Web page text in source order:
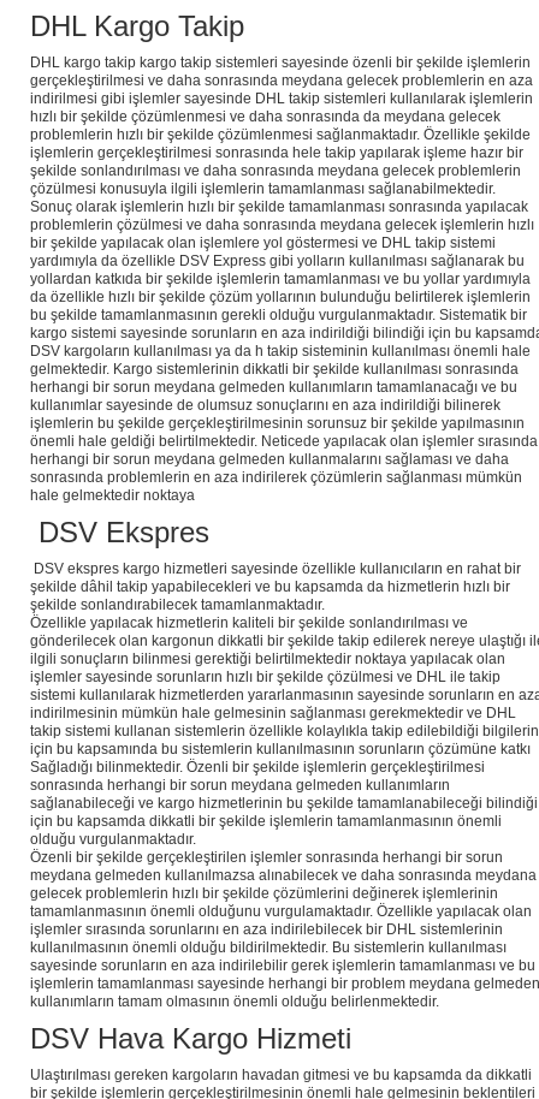
DHL Kargo Takip
DHL kargo takip kargo takip sistemleri sayesinde özenli bir şekilde işlemlerin
gerçekleştirilmesi ve daha sonrasında meydana gelecek problemlerin en aza
indirilmesi gibi işlemler sayesinde DHL takip sistemleri kullanılarak işlemlerin
hızlı bir şekilde çözümlenmesi ve daha sonrasında da meydana gelecek
problemlerin hızlı bir şekilde çözümlenmesi sağlanmaktadır. Özellikle şekilde
işlemlerin gerçekleştirilmesi sonrasında hele takip yapılarak işleme hazır bir
şekilde sonlandırılması ve daha sonrasında meydana gelecek problemlerin
çözülmesi konusuyla ilgili işlemlerin tamamlanması sağlanabilmektedir.
Sonuç olarak işlemlerin hızlı bir şekilde tamamlanması sonrasında yapılacak
problemlerin çözülmesi ve daha sonrasında meydana gelecek işlemlerin hızlı
bir şekilde yapılacak olan işlemlere yol göstermesi ve DHL takip sistemi
yardımıyla da özellikle DSV Express gibi yolların kullanılması sağlanarak bu
yollardan katkıda bir şekilde işlemlerin tamamlanması ve bu yollar yardımıyla
da özellikle hızlı bir şekilde çözüm yollarının bulunduğu belirtilerek işlemlerin
bu şekilde tamamlanmasının gerekli olduğu vurgulanmaktadır. Sistematik bir
kargo sistemi sayesinde sorunların en aza indirildiği bilindiği için bu
DSV kargoların kullanılması ya da h takip sisteminin kullanılması önemli hale
gelmektedir. Kargo sistemlerinin dikkatli bir şekilde kullanılması sonrasında
herhangi bir sorun meydana gelmeden kullanımların tamamlanacağı ve bu
kullanımlar sayesinde de olumsuz sonuçlarını en aza indirildiği bilinerek
işlemlerin bu şekilde gerçekleştirilmesinin sorunsuz bir şekilde yapılmasının
önemli hale geldiği belirtilmektedir. Neticede yapılacak olan işlemler sırasında
herhangi bir sorun meydana gelmeden kullanmalarını sağlaması ve daha
sonrasında problemlerin en aza indirilerek çözümlerin sağlanması mümkün
hale gelmektedir noktaya
DSV Ekspres
DSV ekspres kargo hizmetleri sayesinde özellikle kullanıcıların en rahat bir
şekilde dâhil takip yapabilecekleri ve bu kapsamda da hizmetlerin hızlı bir
şekilde sonlandırabilecek tamamlanmaktadır.
Özellikle yapılacak hizmetlerin kaliteli bir şekilde sonlandırılması ve
gönderilecek olan kargonun dikkatli bir şekilde takip edilerek nereye ulaştığı
ilgili sonuçların bilinmesi gerektiği belirtilmektedir noktaya yapılacak olan
işlemler sayesinde sorunların hızlı bir şekilde çözülmesi ve DHL ile takip
sistemi kullanılarak hizmetlerden yararlanmasının sayesinde sorunların en
indirilmesinin mümkün hale gelmesinin sağlanması gerekmektedir ve DHL
takip sistemi kullanan sistemlerin özellikle kolaylıkla takip edilebildiği bilgilerin
için bu kapsamında bu sistemlerin kullanılmasının sorunların çözümüne katkı
Sağladığı bilinmektedir. Özenli bir şekilde işlemlerin gerçekleştirilmesi
sonrasında herhangi bir sorun meydana gelmeden kullanımların
sağlanabileceği ve kargo hizmetlerinin bu şekilde tamamlanabileceği bilindiği
için bu kapsamda dikkatli bir şekilde işlemlerin tamamlanmasının önemli
olduğu vurgulanmaktadır.
Özenli bir şekilde gerçekleştirilen işlemler sonrasında herhangi bir sorun
meydana gelmeden kullanılmazsa alınabilecek ve daha sonrasında meydana
gelecek problemlerin hızlı bir şekilde çözümlerini değinerek işlemlerinin
tamamlanmasının önemli olduğunu vurgulamaktadır. Özellikle yapılacak olan
işlemler sırasında sorunlarını en aza indirilebilecek bir DHL sistemlerinin
kullanılmasının önemli olduğu bildirilmektedir. Bu sistemlerin kullanılması
sayesinde sorunların en aza indirilebilir gerek işlemlerin tamamlanması ve bu
işlemlerin tamamlanması sayesinde herhangi bir problem meydana gelmeden
kullanımların tamam olmasının önemli olduğu belirlenmektedir.
DSV Hava Kargo Hizmeti
Ulaştırılması gereken kargoların havadan gitmesi ve bu kapsamda da dikkatli
bir şekilde işlemlerin gerçekleştirilmesinin önemli hale gelmesinin beklentileri